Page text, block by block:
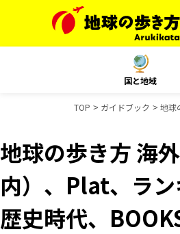
国と地域
TOP ガイドブック 地球
地球の歩き方 海
内）、Plat、ラン
歴史時代、